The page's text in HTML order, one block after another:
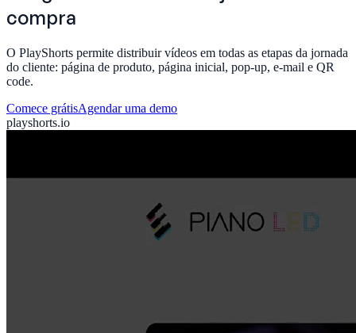
compra
O PlayShorts permite distribuir vídeos em todas as etapas da jornada
do cliente: página de produto, página inicial, pop-up, e-mail e QR
code.
Comece grátisAgendar uma demo
playshorts.io